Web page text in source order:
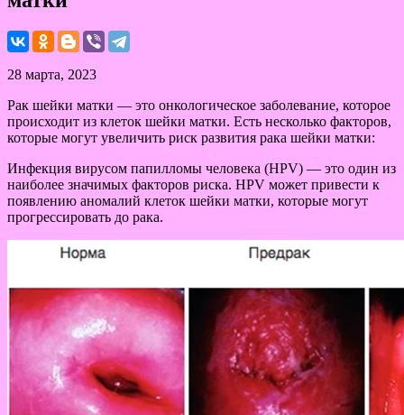
28 марта, 2023
Рак шейки матки — это онкологическое заболевание, которое
происходит из клеток шейки матки. Есть несколько факторов,
которые могут увеличить риск развития рака шейки матки:
Инфекция вирусом папилломы человека (HPV) — это один из
наиболее значимых факторов риска. HPV может привести к
появлению аномалий клеток шейки матки, которые могут
прогрессировать до рака.